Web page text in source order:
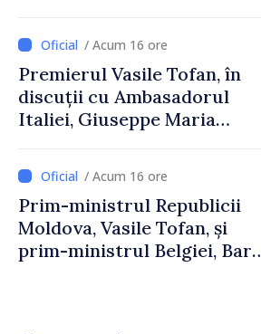
Uygar Mustafa Sertel
/ Acum 16 ore
Premierul Vasile Tofan, în
discuții cu Ambasadorul
Italiei, Giuseppe Maria
/ Acum 16 ore
Prim-ministrul Republicii
Moldova, Vasile Tofan, și
prim-ministrul Belgiei, Bart